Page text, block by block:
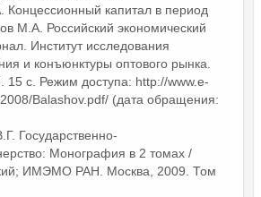
капитал в период
М.А. Российский экономический
Институт исследования
и конъюнктуры оптового рынка.
15 с. Режим доступа: http://www.e-
Balashov.pdf/ (дата обращения:
Государственно-
Монография в 2 томах /
ИМЭМО РАН. Москва, 2009. Том